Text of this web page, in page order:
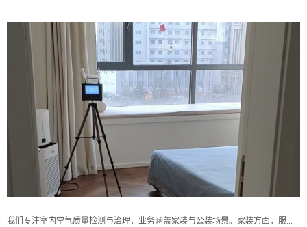
我们专注室内空气质量检测与治理，业务涵盖家装与公装场景。家装方面，服...